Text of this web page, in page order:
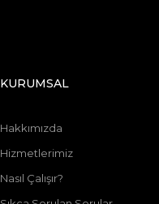
KURUMSAL
Hakkımızda
Hizmetlerimiz
Nasıl Çalışır?